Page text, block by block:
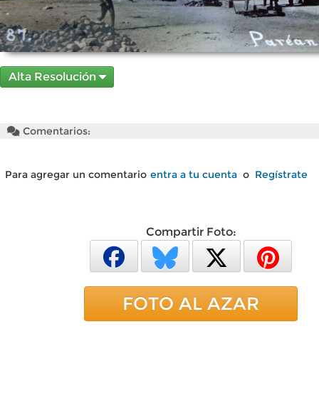
Alta Resolución
Comentarios:
Para agregar un comentario entra a tu cuenta o Regístrate
Compartir Foto:
FOTO AL AZAR